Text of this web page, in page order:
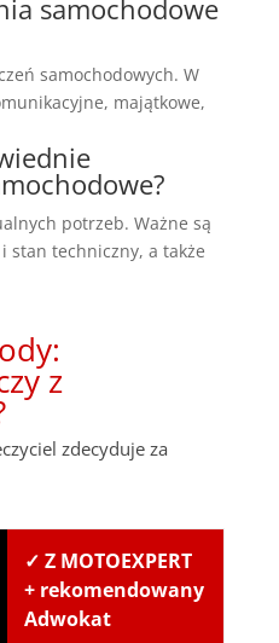
samochodowe
samochodowych. W
majątkowe,
potrzeb. Ważne są
stan techniczny, a także
z
zdecyduje za
✓ Z MOTOEXPERT
+ rekomendowany
Adwokat